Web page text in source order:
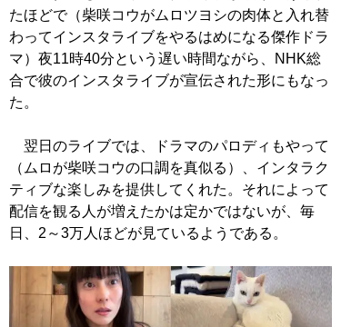
たほどで（柴咲コウがムロツヨシの肉体と入れ替
わってインスタライブをやるはめになる傑作ドラ
マ）夜11時40分という遅い時間ながら、NHK総
合で彼のインスタライブが宣伝された形にもなっ
た。
翌日のライブでは、ドラマのパロディもやって
（ムロが柴咲コウの口調を真似る）、インタラク
ティブな楽しみを提供してくれた。それによって
配信を観る人が増えたかは定かではないが、毎
日、2～3万人ほどが見ているようである。